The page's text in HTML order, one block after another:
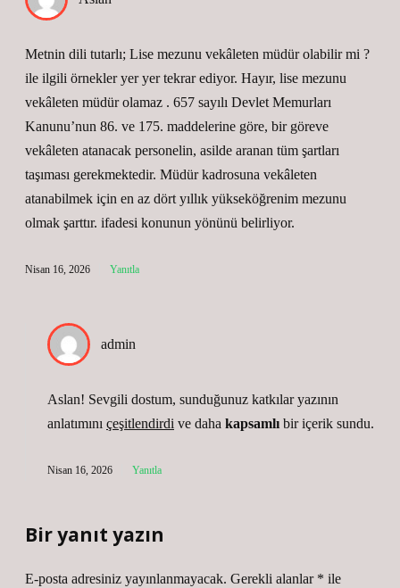
Metnin dili tutarlı; Lise mezunu vekâleten müdür olabilir mi ?
ile ilgili örnekler yer yer tekrar ediyor. Hayır, lise mezunu
vekâleten müdür olamaz . 657 sayılı Devlet Memurları
Kanunu’nun 86. ve 175. maddelerine göre, bir göreve
vekâleten atanacak personelin, asilde aranan tüm şartları
taşıması gerekmektedir. Müdür kadrosuna vekâleten
atanabilmek için en az dört yıllık yükseköğrenim mezunu
olmak şarttır. ifadesi konunun yönünü belirliyor.
Nisan 16, 2026 Yanıtla
admin
Aslan! Sevgili dostum, sunduğunuz katkılar yazının
anlatımını çeşitlendirdi ve daha kapsamlı bir içerik sundu.
Nisan 16, 2026 Yanıtla
Bir yanıt yazın
E-posta adresiniz yayınlanmayacak. Gerekli alanlar * ile